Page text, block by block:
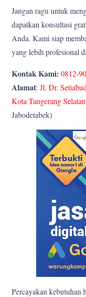
Jangan ragu untuk
dapatkan konsultasi
Anda. Kami siap
yang lebih profesional
Kontak Kami: 0812-
Alamat: Jl. Dr.
Kota Tangerang
Jabodetabek)
Percayakan kebutuhan